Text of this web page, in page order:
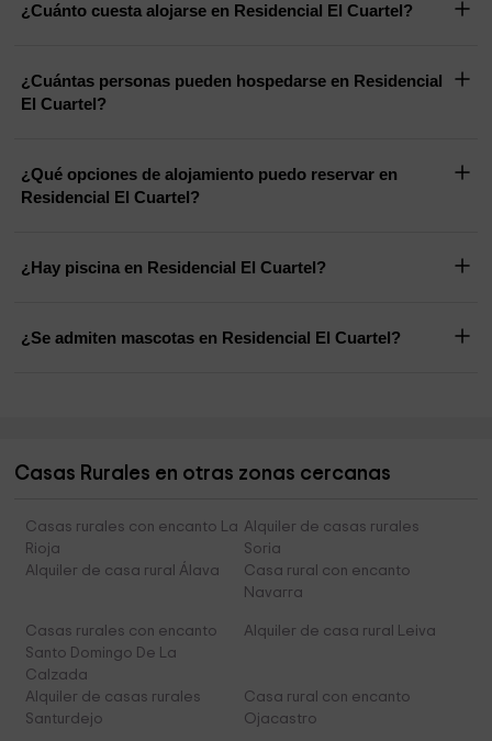
¿Cuánto cuesta alojarse en Residencial El Cuartel?
¿Cuántas personas pueden hospedarse en Residencial
El Cuartel?
¿Qué opciones de alojamiento puedo reservar en
Residencial El Cuartel?
¿Hay piscina en Residencial El Cuartel?
¿Se admiten mascotas en Residencial El Cuartel?
Casas Rurales en otras zonas cercanas
Casas rurales con encanto La
Rioja
Alquiler de casas rurales
Soria
Alquiler de casa rural Álava
Casa rural con encanto
Navarra
Casas rurales con encanto
Santo Domingo De La
Calzada
Alquiler de casa rural Leiva
Alquiler de casas rurales
Santurdejo
Casa rural con encanto
Ojacastro